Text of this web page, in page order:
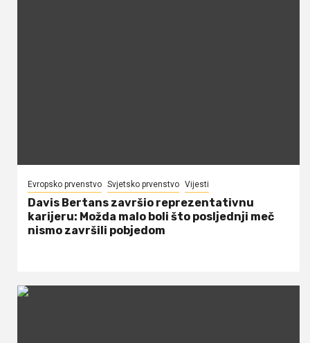
Evropsko prvenstvo Svjetsko prvenstvo Vijesti
Davis Bertans završio reprezentativnu
karijeru: Možda malo boli što posljednji meč
nismo završili pobjedom